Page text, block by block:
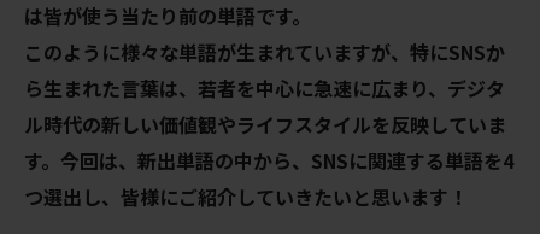
は皆が使う当たり前の単語です。
このように様々な単語が生まれていますが、特にSNSか
ら生まれた言葉は、若者を中心に急速に広まり、デジタ
ル時代の新しい価値観やライフスタイルを反映していま
す。今回は、新出単語の中から、SNSに関連する単語を4
つ選出し、皆様にご紹介していきたいと思います！